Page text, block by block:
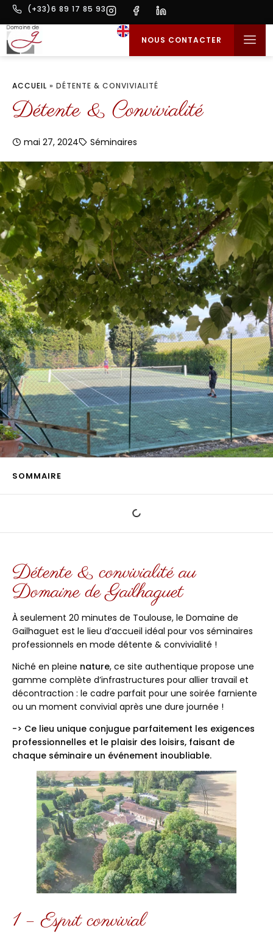
(+33)6 89 17 85 93
NOUS CONTACTER
ACCUEIL » DÉTENTE & CONVIVIALITÉ
Détente & Convivialité
mai 27, 2024 Séminaires
SOMMAIRE
Détente & convivialité au
Domaine de Gailhaguet
À seulement 20 minutes de Toulouse, le Domaine de
Gailhaguet est le lieu d’accueil idéal pour vos séminaires
professionnels en mode détente & convivialité !
Niché en pleine nature, ce site authentique propose une
gamme complète d’infrastructures pour allier travail et
décontraction : le cadre parfait pour une soirée farniente
ou un moment convivial après une dure journée !
-> Ce lieu unique conjugue parfaitement les exigences
professionnelles et le plaisir des loisirs, faisant de
chaque séminaire un événement inoubliable.
1 – Esprit convivial